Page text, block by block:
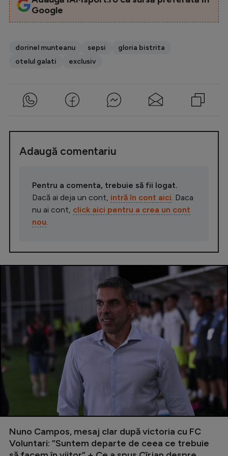
Google
dorinel munteanu sepsi
gloria bistrita
otelul galati
exclusiv
Adaugă comentariu
Pentru a comenta, trebuie să fii logat.
Dacă ai deja un cont, intră în cont aici . Daca
nu ai cont, click aici pentru a crea un cont
nou
Nuno Campos, mesaj clar după victoria cu FC
Voluntari: ”Suntem departe de ceea ce trebuie